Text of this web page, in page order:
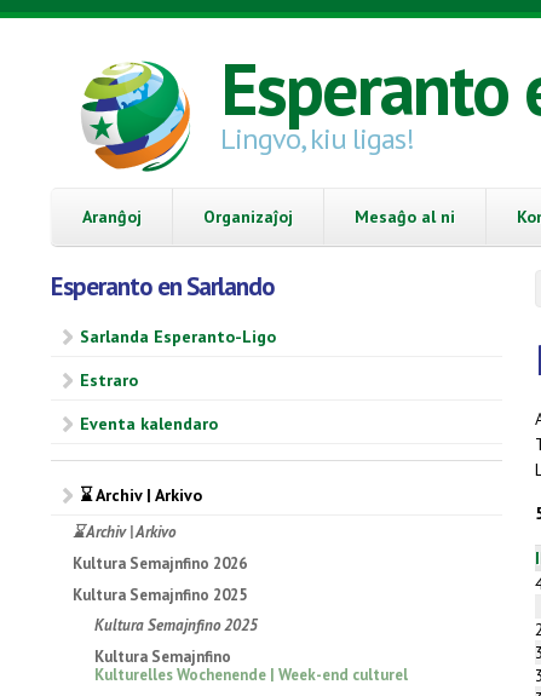
Skip to main content
Esperanto
Lingvo, kiu ligas!
Aranĝoj Organizaĵoj Mesaĝo al ni
Esperanto en Sarlando
Sarlanda Esperanto-Ligo
Estraro
Eventa kalendaro
⌛ Archiv | Arkivo
⌛ Archiv | Arkivo
Kultura Semajnfino 2026
Kultura Semajnfino 2025
Kultura Semajnfino 2025
Kultura Semajnfino
Kulturelles Wochenende | Week-end culturel